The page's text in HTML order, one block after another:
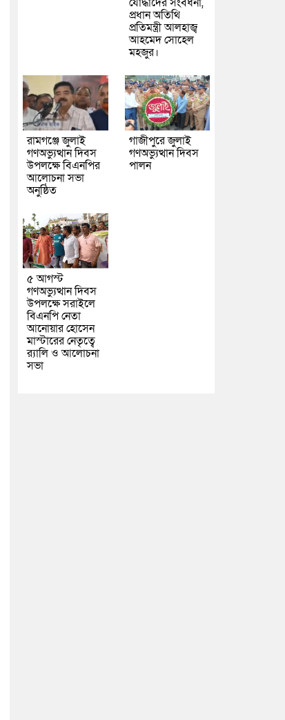
প্রধান অতিথি
প্রতিমন্ত্রী আলহাজ্ব
আহমেদ সোহেল
মহজুর।
রামগঞ্জে জুলাই
গণঅভ্যুত্থান দিবস
উপলক্ষে বিএনপির
আলোচনা সভা
অনুষ্ঠিত
গাজীপুরে জুলাই
গণঅভ্যুত্থান দিবস
পালন
৫ আগস্ট
গণঅভ্যুত্থান দিবস
উপলক্ষে সরাইলে
বিএনপি নেতা
আনোয়ার হোসেন
মাস্টারের নেতৃত্বে
র‍্যালি ও আলোচনা
সভা